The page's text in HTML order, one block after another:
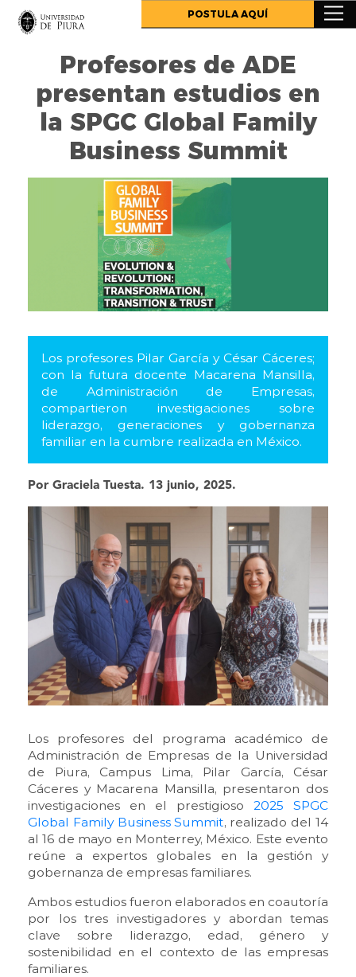
POSTULA AQUÍ
Profesores de ADE
presentan estudios en
la SPGC Global Family
Business Summit
Los profesores Pilar García y César Cáceres;
con la futura docente Macarena Mansilla,
de Administración de Empresas,
compartieron investigaciones sobre
liderazgo, generaciones y gobernanza
familiar en la cumbre realizada en México.
Por Graciela Tuesta. 13 junio, 2025.
Los profesores del programa académico de
Administración de Empresas de la Universidad
de Piura, Campus Lima, Pilar García, César
Cáceres y Macarena Mansilla, presentaron dos
investigaciones en el prestigioso 2025 SPGC
Global Family Business Summit, realizado del 14
al 16 de mayo en Monterrey, México. Este evento
reúne a expertos globales en la gestión y
gobernanza de empresas familiares.
Ambos estudios fueron elaborados en coautoría
por los tres investigadores y abordan temas
clave sobre liderazgo, edad, género y
sostenibilidad en el contexto de las empresas
familiares.